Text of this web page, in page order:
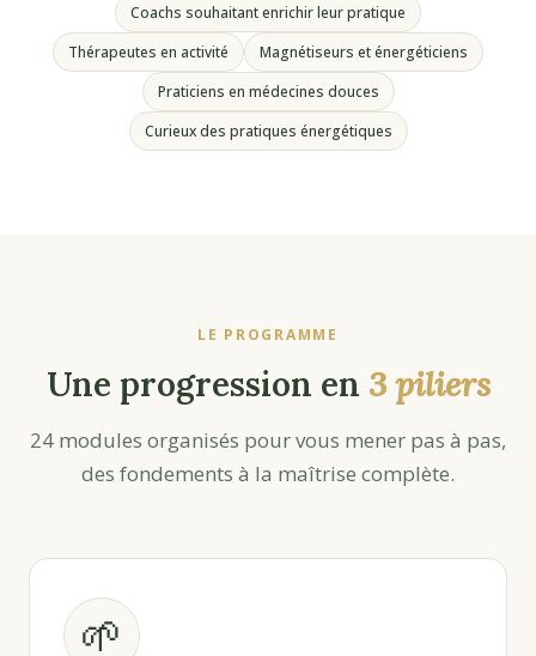
Coachs souhaitant enrichir leur pratique
Thérapeutes en activité
Magnétiseurs et énergéticiens
Praticiens en médecines douces
Curieux des pratiques énergétiques
LE PROGRAMME
Une progression en 3 piliers
24 modules organisés pour vous mener pas à pas,
des fondements à la maîtrise complète.
🌱